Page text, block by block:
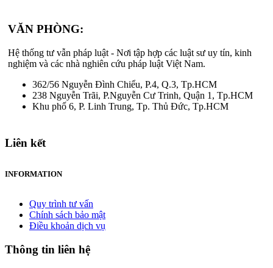
VĂN PHÒNG:
Hệ thống tư vẫn pháp luật - Nơi tập hợp các luật sư uy tín, kinh
nghiệm và các nhà nghiên cứu pháp luật Việt Nam.
362/56 Nguyễn Đình Chiểu, P.4, Q.3, Tp.HCM
238 Nguyễn Trãi, P.Nguyễn Cư Trinh, Quận 1, Tp.HCM
Khu phố 6, P. Linh Trung, Tp. Thủ Đức, Tp.HCM
Liên kết
INFORMATION
Quy trình tư vấn
Chính sách bảo mật
Điều khoản dịch vụ
Thông tin liên hệ